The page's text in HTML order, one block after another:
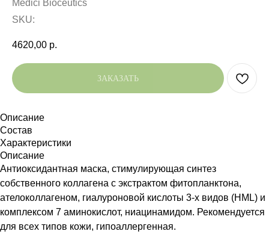
Medici Bioceutics
SKU:
4620,00 р.
ЗАКАЗАТЬ
Описание
Состав
Характеристики
Описание
Антиоксидантная маска, стимулирующая синтез
собственного коллагена с экстрактом фитопланктона,
ателоколлагеном, гиалуроновой кислоты 3-х видов (HML) и
комплексом 7 аминокислот, ниацинамидом. Рекомендуется
для всех типов кожи, гипоаллергенная.